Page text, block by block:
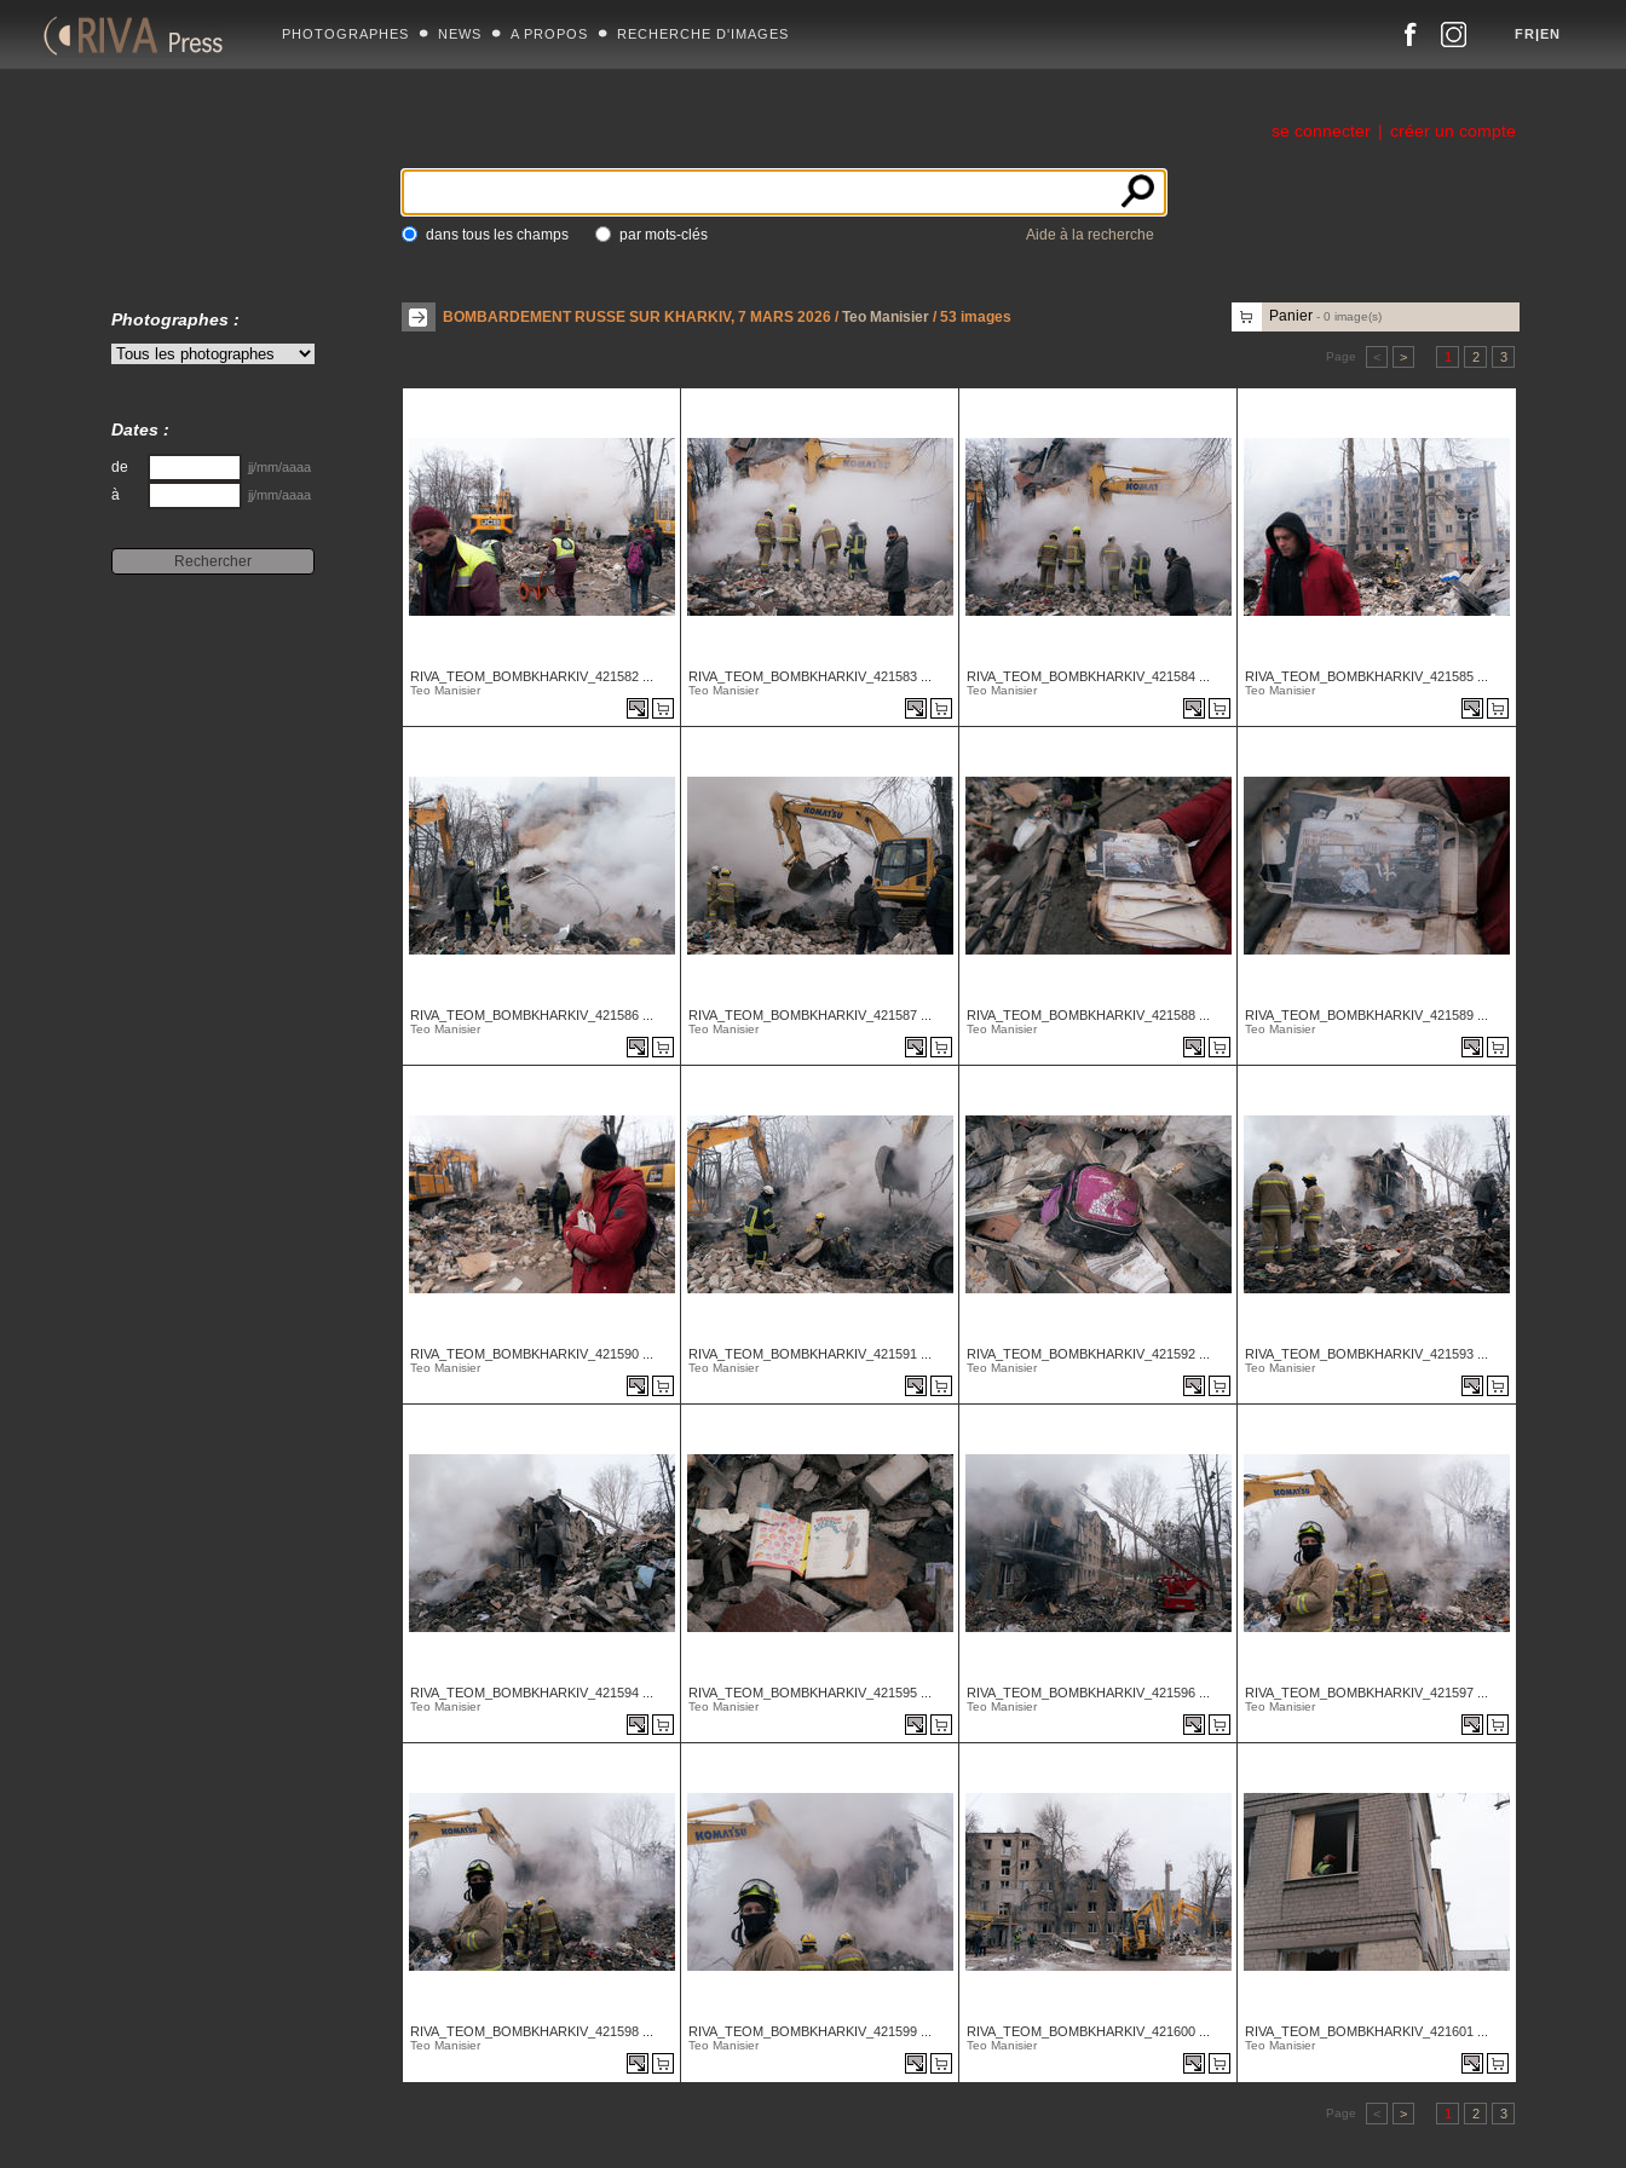
PHOTOGRAPHES NEWS A PROPOS RECHERCHE D'IMAGES FR|EN
se connecter | créer un compte
dans tous les champs par mots-clés Aide à la recherche
BOMBARDEMENT RUSSE SUR KHARKIV, 7 MARS 2026 / Teo Manisier / 53 images Panier - 0 image(s)
Page < > 1 2 3
RIVA_TEOM_BOMBKHARKIV_421582 ...
Teo Manisier
RIVA_TEOM_BOMBKHARKIV_421583 ...
Teo Manisier
RIVA_TEOM_BOMBKHARKIV_421584 ...
Teo Manisier
RIVA_TEOM_BOMBKHARKIV_421585 ...
Teo Manisier
RIVA_TEOM_BOMBKHARKIV_421586 ...
Teo Manisier
RIVA_TEOM_BOMBKHARKIV_421587 ...
Teo Manisier
RIVA_TEOM_BOMBKHARKIV_421588 ...
Teo Manisier
RIVA_TEOM_BOMBKHARKIV_421589 ...
Teo Manisier
RIVA_TEOM_BOMBKHARKIV_421590 ...
Teo Manisier
RIVA_TEOM_BOMBKHARKIV_421591 ...
Teo Manisier
RIVA_TEOM_BOMBKHARKIV_421592 ...
Teo Manisier
RIVA_TEOM_BOMBKHARKIV_421593 ...
Teo Manisier
RIVA_TEOM_BOMBKHARKIV_421594 ...
Teo Manisier
RIVA_TEOM_BOMBKHARKIV_421595 ...
Teo Manisier
RIVA_TEOM_BOMBKHARKIV_421596 ...
Teo Manisier
RIVA_TEOM_BOMBKHARKIV_421597 ...
Teo Manisier
RIVA_TEOM_BOMBKHARKIV_421598 ...
Teo Manisier
RIVA_TEOM_BOMBKHARKIV_421599 ...
Teo Manisier
RIVA_TEOM_BOMBKHARKIV_421600 ...
Teo Manisier
RIVA_TEOM_BOMBKHARKIV_421601 ...
Teo Manisier
Page < > 1 2 3
Photographes :
Dates :
de jj/mm/aaaa
à jj/mm/aaaa